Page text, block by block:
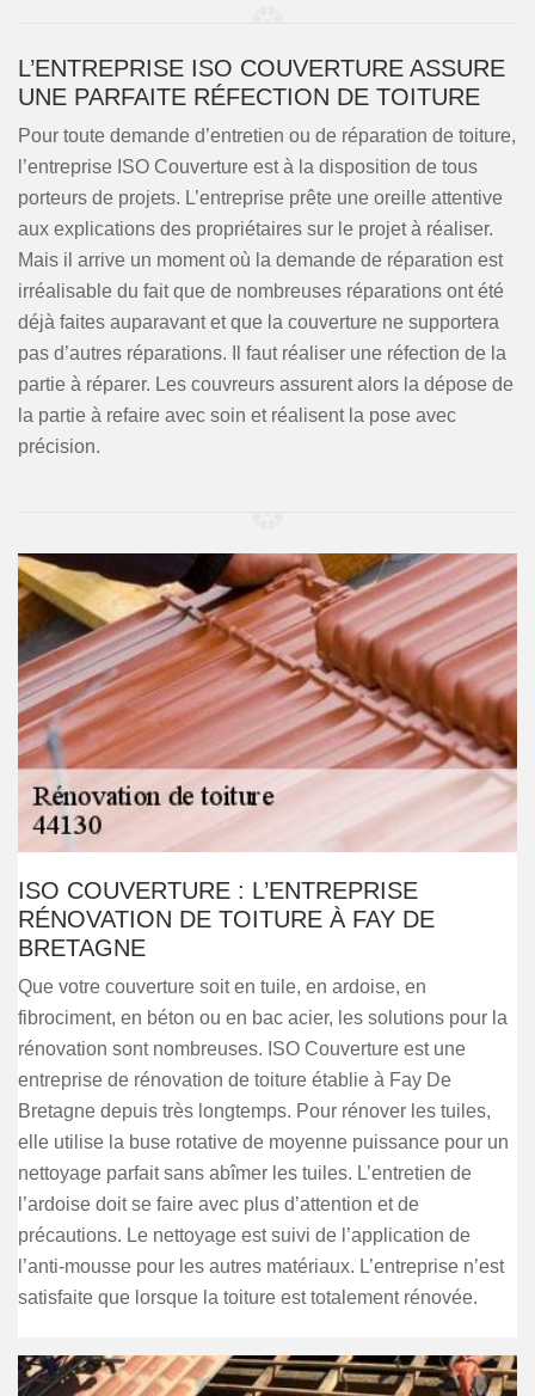
L’ENTREPRISE ISO COUVERTURE ASSURE
UNE PARFAITE RÉFECTION DE TOITURE
Pour toute demande d’entretien ou de réparation de toiture,
l’entreprise ISO Couverture est à la disposition de tous
porteurs de projets. L’entreprise prête une oreille attentive
aux explications des propriétaires sur le projet à réaliser.
Mais il arrive un moment où la demande de réparation est
irréalisable du fait que de nombreuses réparations ont été
déjà faites auparavant et que la couverture ne supportera
pas d’autres réparations. Il faut réaliser une réfection de la
partie à réparer. Les couvreurs assurent alors la dépose de
la partie à refaire avec soin et réalisent la pose avec
précision.
ISO COUVERTURE : L’ENTREPRISE
RÉNOVATION DE TOITURE À FAY DE
BRETAGNE
Que votre couverture soit en tuile, en ardoise, en
fibrociment, en béton ou en bac acier, les solutions pour la
rénovation sont nombreuses. ISO Couverture est une
entreprise de rénovation de toiture établie à Fay De
Bretagne depuis très longtemps. Pour rénover les tuiles,
elle utilise la buse rotative de moyenne puissance pour un
nettoyage parfait sans abîmer les tuiles. L’entretien de
l’ardoise doit se faire avec plus d’attention et de
précautions. Le nettoyage est suivi de l’application de
l’anti-mousse pour les autres matériaux. L’entreprise n’est
satisfaite que lorsque la toiture est totalement rénovée.